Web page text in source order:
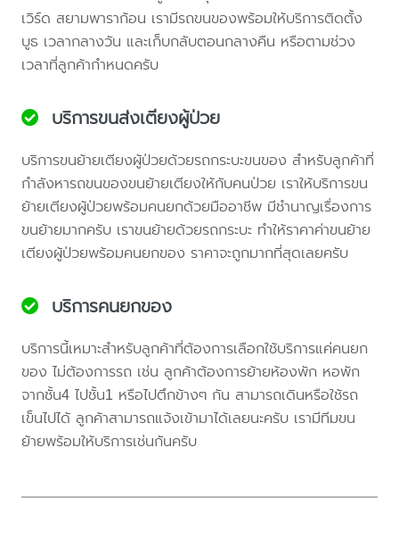
เวิร์ด สยามพาราก้อน เรามีรถขนของพร้อมให้บริการติดตั้ง
บูธ เวลากลางวัน และเก็บกลับตอนกลางคืน หรือตามช่วง
เวลาที่ลูกค้ากำหนดครับ
บริการขนส่งเตียงผู้ป่วย
บริการขนย้ายเตียงผู้ป่วยด้วยรถกระบะขนของ สำหรับลูกค้าที่
กำลังหารถขนของขนย้ายเตียงให้กับคนป่วย เราให้บริการขน
ย้ายเตียงผู้ป่วยพร้อมคนยกด้วยมืออาชีพ มีชำนาญเรื่องการ
ขนย้ายมากครับ เราขนย้ายด้วยรถกระบะ ทำให้ราคาค่าขนย้าย
เตียงผู้ป่วยพร้อมคนยกของ ราคาจะถูกมากที่สุดเลยครับ
บริการคนยกของ
บริการนี้เหมาะสำหรับลูกค้าที่ต้องการเลือกใช้บริการแค่คนยก
ของ ไม่ต้องการรถ เช่น ลูกค้าต้องการย้ายห้องพัก หอพัก
จากชั้น4 ไปชั้น1 หรือไปตึกข้างๆ กัน สามารถเดินหรือใช้รถ
เข็นไปได้ ลูกค้าสามารถแจ้งเข้ามาได้เลยนะครับ เรามีทีมขน
ย้ายพร้อมให้บริการเช่นกันครับ